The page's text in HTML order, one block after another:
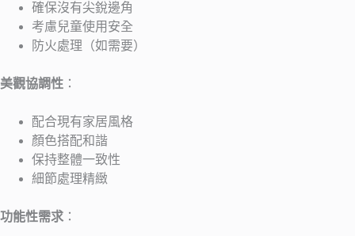
確保沒有尖銳邊角
考慮兒童使用安全
防火處理（如需要）
美觀協調性 ：
配合現有家居風格
顏色搭配和諧
保持整體一致性
細節處理精緻
功能性需求 ：